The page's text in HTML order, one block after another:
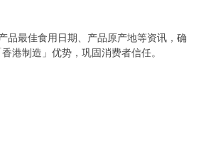
品最佳食用日期、产品原产地等资讯，确
港制造」优势，巩固消费者信任。